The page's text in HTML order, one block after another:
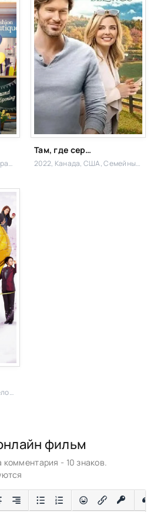
Там, где сердце / Любовь в тренде
2022, Канада, США,Семейный, Мелодрама
фильм
- 10 знаков.